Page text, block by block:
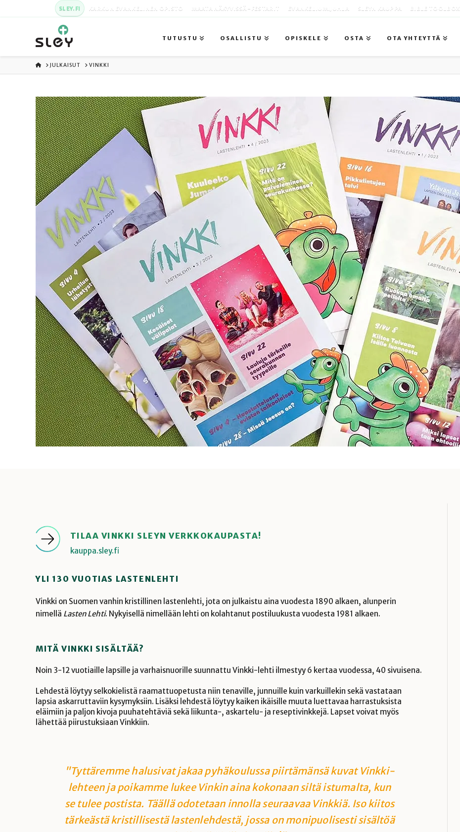
SLEY.FI KARKUN EVANKELINEN OPISTO MAATA NÄKYVISSÄ -FESTARIT EVANKELIUMIJUHLA SLEYN KAUPPA BIBLE TOOLBOX
TUTUSTU OSALLISTU OPISKELE OSTA OTA YHTEYTTÄ
ETUSIVU
JULKAISUT VINKKI
TILAA VINKKI SLEYN VERKKOKAUPASTA!
kauppa.sley.fi
YLI 130 VUOTIAS LASTENLEHTI
Vinkki on Suomen vanhin kristillinen lastenlehti, jota on julkaistu aina vuodesta 1890 alkaen, alunperin
nimellä Lasten Lehti. Nykyisellä nimellään lehti on kolahtanut postiluukusta vuodesta 1981 alkaen.
MITÄ VINKKI SISÄLTÄÄ?
Noin 3-12 vuotiaille lapsille ja varhaisnuorille suunnattu Vinkki-lehti ilmestyy 6 kertaa vuodessa, 40 sivuisena.
Lehdestä löytyy selkokielistä raamattuopetusta niin tenaville, junnuille kuin varkuillekin sekä vastataan
lapsia askarruttaviin kysymyksiin. Lisäksi lehdestä löytyy kaiken ikäisille muuta luettavaa harrastuksista
eläimiin ja paljon kivoja puuhatehtäviä sekä liikunta-, askartelu- ja reseptivinkkejä. Lapset voivat myös
lähettää piirustuksiaan Vinkkiin.
"Tyttäremme halusivat jakaa pyhäkoulussa piirtämänsä kuvat Vinkki-
lehteen ja poikamme lukee Vinkin aina kokonaan siltä istumalta, kun
se tulee postista. Täällä odotetaan innolla seuraavaa Vinkkiä. Iso kiitos
tärkeästä kristillisestä lastenlehdestä, jossa on monipuolisesti sisältöä